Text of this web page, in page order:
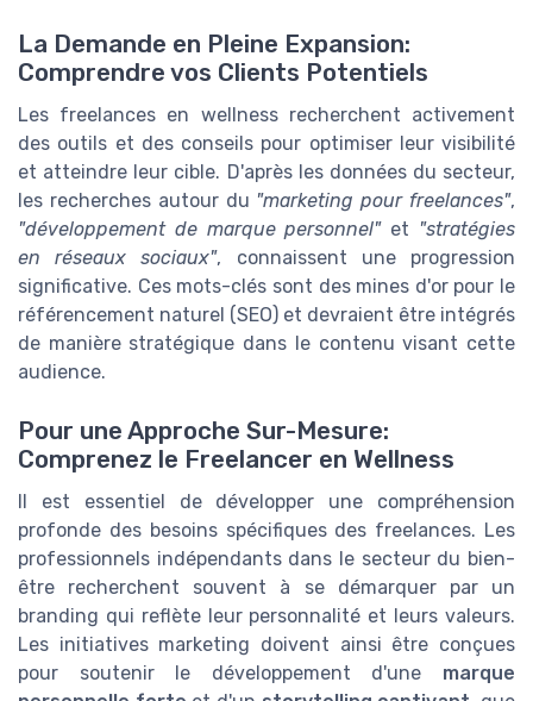
La Demande en Pleine Expansion:
Comprendre vos Clients Potentiels
Les freelances en wellness recherchent activement
des outils et des conseils pour optimiser leur visibilité
et atteindre leur cible. D'après les données du secteur,
les recherches autour du "marketing pour freelances",
"développement de marque personnel"et "stratégies
en réseaux sociaux", connaissent une progression
significative. Ces mots-clés sont des mines d'or pour le
référencement naturel (SEO) et devraient être intégrés
de manière stratégique dans le contenu visant cette
audience.
Pour une Approche Sur-Mesure:
Comprenez le Freelancer en Wellness
Il est essentiel de développer une compréhension
profonde des besoins spécifiques des freelances. Les
professionnels indépendants dans le secteur du bien-
être recherchent souvent à se démarquer par un
branding qui reflète leur personnalité et leurs valeurs.
Les initiatives marketing doivent ainsi être conçues
pour soutenir le développement d'une marque